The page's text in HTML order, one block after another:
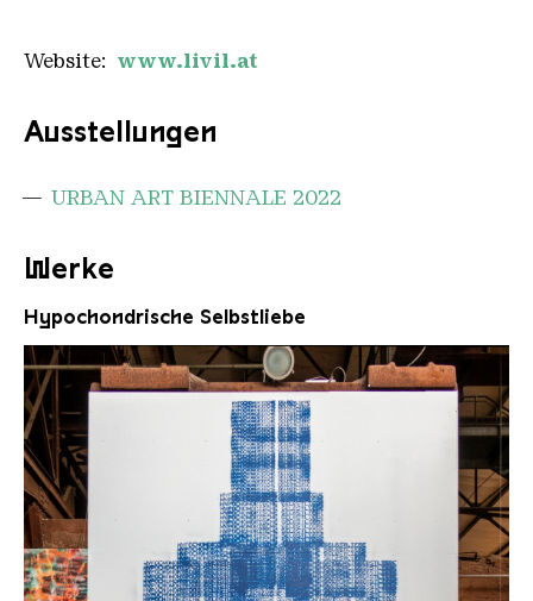
Website: www.livil.at
Ausstellungen
URBAN ART BIENNALE 2022
Werke
Hypochondrische Selbstliebe